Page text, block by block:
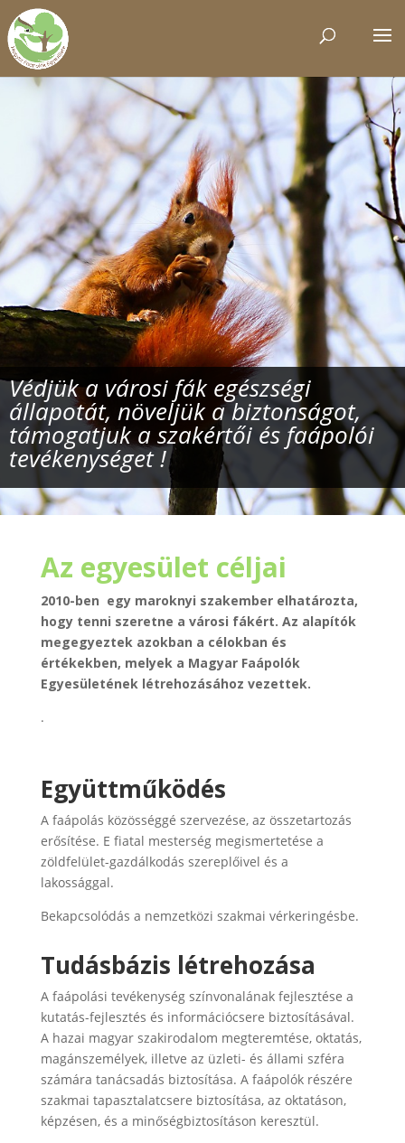
Védjük a városi fák egészségi
állapotát, növeljük a biztonságot,
támogatjuk a szakértői és faápolói
tevékenységet !
Az egyesület céljai
2010-ben egy maroknyi szakember elhatározta,
hogy tenni szeretne a városi fákért. Az alapítók
megegyeztek azokban a célokban és
értékekben, melyek a Magyar Faápolók
Egyesületének létrehozásához vezettek.
.
Együttműködés
A faápolás közösséggé szervezése, az összetartozás
erősítése. E fiatal mesterség megismertetése a
zöldfelület-gazdálkodás szereplőivel és a
lakossággal.
Bekapcsolódás a nemzetközi szakmai vérkeringésbe.
Tudásbázis létrehozása
A faápolási tevékenység színvonalának fejlesztése a
kutatás-fejlesztés és információcsere biztosításával.
A hazai magyar szakirodalom megteremtése, oktatás,
magánszemélyek, illetve az üzleti- és állami szféra
számára tanácsadás biztosítása. A faápolók részére
szakmai tapasztalatcsere biztosítása, az oktatáson,
képzésen, és a minőségbiztosításon keresztül.